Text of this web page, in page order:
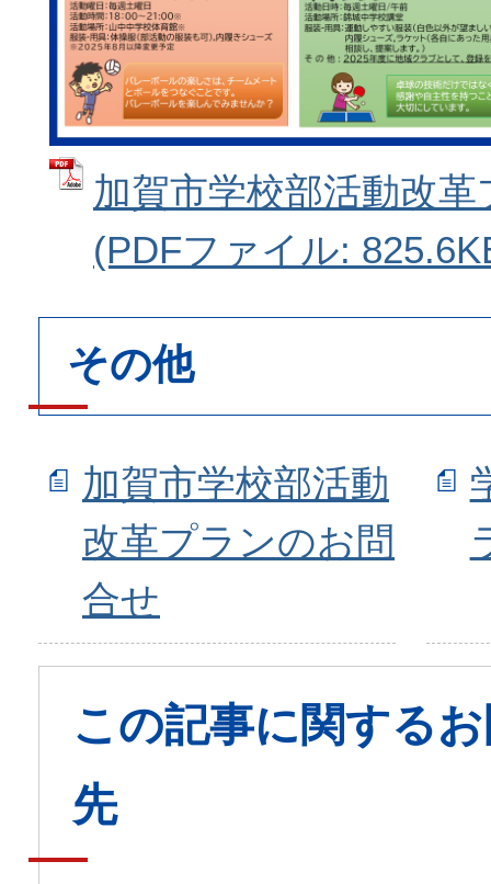
加賀市学校部活動改
(PDFファイル:
その他
加賀市学校部活動
改革プランのお問
合せ
この記事に関する
先